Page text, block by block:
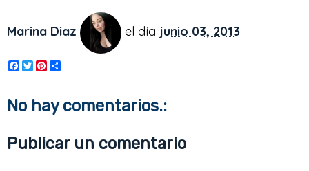
Marina Diaz el día junio 03, 2013
F
a
e
b
k
T
w
t
t
P
t
e
s
t
r
e
No hay comentarios.:
Publicar un comentario